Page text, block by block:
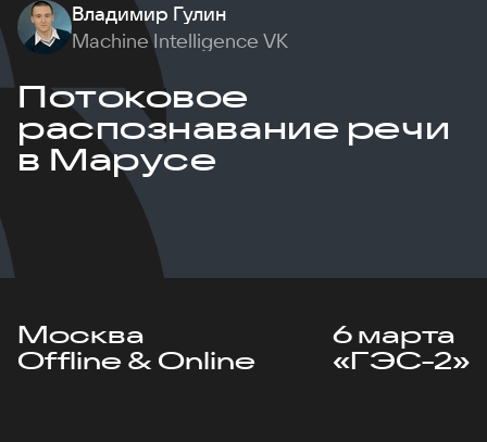
Владимир Гулин
Machine Intelligence VK
Потоковое
распознавание речи
в Марусе
Москва
Offline & Online
6 марта
«ГЭС-2»